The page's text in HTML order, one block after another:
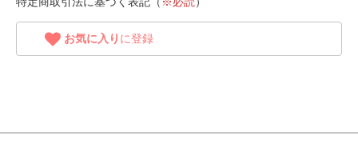
お気に入り に登録